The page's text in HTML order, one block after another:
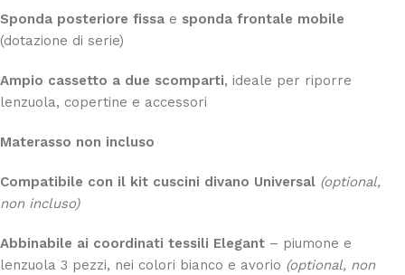
Sponda posteriore fissa e sponda frontale mobile
(dotazione di serie)
Ampio cassetto a due scomparti, ideale per riporre
lenzuola, copertine e accessori
Materasso non incluso
Compatibile con il kit cuscini divano Universal (optional,
non incluso)
Abbinabile ai coordinati tessili Elegant – piumone e
lenzuola 3 pezzi, nei colori bianco e avorio (optional, non